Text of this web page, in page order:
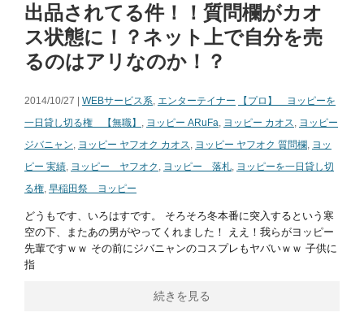
出品されてる件！！質問欄がカオ
ス状態に！？ネット上で自分を売
るのはアリなのか！？
2014/10/27 | WEBサービス系, エンターテイナー
【プロ】 ヨッピーを
一日貸し切る権 【無職】 , ヨッピー ARuFa, ヨッピー カオス, ヨッピー
ジバニャン, ヨッピー ヤフオク カオス, ヨッピー ヤフオク 質問欄, ヨッ
ピー 実績, ヨッピー ヤフオク , ヨッピー 落札, ヨッピーを一日貸し切
る権, 早稲田祭 ヨッピー
どうもです、いろはすです。 そろそろ冬本番に突入するという寒
空の下、またあの男がやってくれました！ ええ！我らがヨッピー
先輩ですｗｗ その前にジバニャンのコスプレもヤバいｗｗ 子供に
指
続きを見る